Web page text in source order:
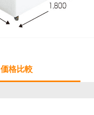
価格比較